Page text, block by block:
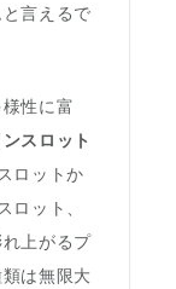
言えるで
性に富
スロット
ロットか
ット、
上がるプ
は無限大